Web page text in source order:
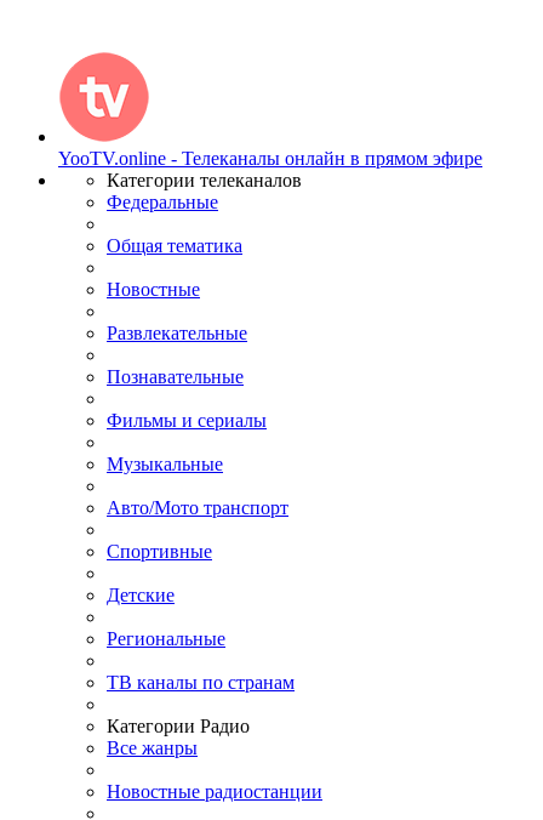
YooTV.online - Телеканалы онлайн в прямом эфире
Категории телеканалов
Федеральные
Общая тематика
Новостные
Развлекательные
Познавательные
Фильмы и сериалы
Музыкальные
Авто/Мото транспорт
Спортивные
Детские
Региональные
ТВ каналы по странам
Категории Радио
Все жанры
Новостные радиостанции